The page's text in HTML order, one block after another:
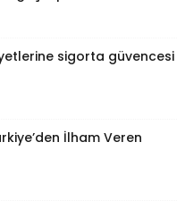
sigorta güvencesi
İlham Veren